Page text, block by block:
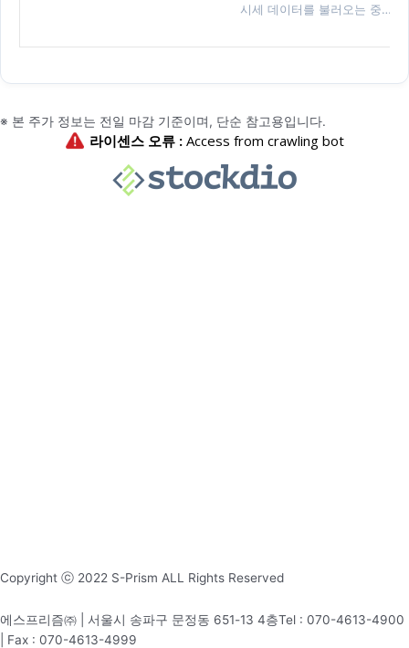
시세 데이터를 불러오는 중…
※ 본 주가 정보는 전일 마감 기준이며, 단순 참고용입니다.
Copyright ⓒ 2022 S-Prism ALL Rights Reserved
에스프리즘㈜ | 서울시 송파구 문정동 651-13 4층Tel : 070-4613-4900
| Fax : 070-4613-4999